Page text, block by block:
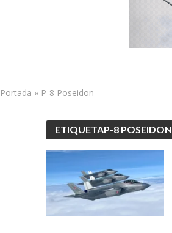
Portada » P-8 Poseidon
ETIQUETAP-8 POSEIDON